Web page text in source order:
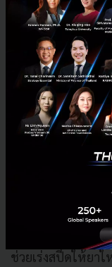
สิ่งที่ประเทศอื่นๆ
ของตนเอง และส
ระดับภูมิภาค
ในประเด็นนี้ Eric
มือที่น่าสนใจ โดย
Trials ในสหรัฐอเ
เกิดขึ้นในอนาคต
ในจีนซึ่งมีความพ
ร่วมมือกับประเทศ
ตะวันออกกลาง ห
แบบข้ามภูมิภาค
ช่วยเร่งสปีดให้ยา